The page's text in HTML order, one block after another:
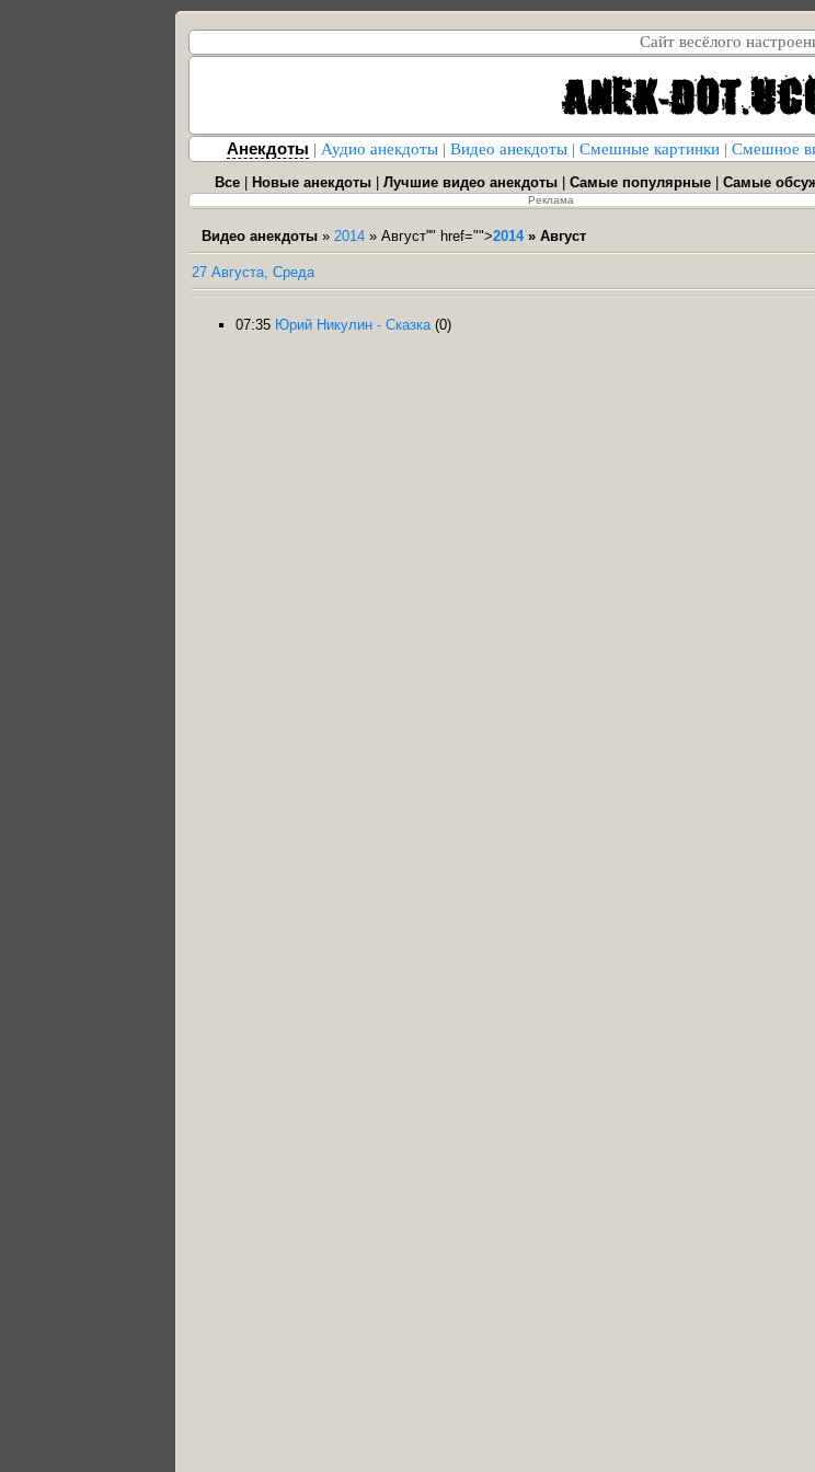
Сайт весёлого
Анекдоты | Аудио анекдоты | Видео анекдоты | Смешные картинки | Смешное
Все Новые анекдоты Лучшие видео анекдоты Самые популярные Самые
Реклама
Видео анекдоты » 2014 » Август''" href="">2014 » Август
27 Августа, Среда
07:35 Юрий Никулин - Сказка (0)